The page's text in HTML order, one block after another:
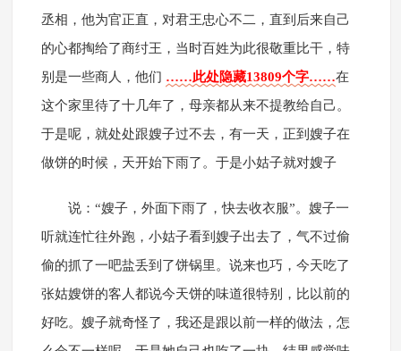
丞相，他为官正直，对君王忠心不二，直到后来自己
的心都掏给了商纣王，当时百姓为此很敬重比干，特
别是一些商人，他们 ……此处隐藏13809个字……在
这个家里待了十几年了，母亲都从来不提教给自己。
于是呢，就处处跟嫂子过不去，有一天，正到嫂子在
做饼的时候，天开始下雨了。于是小姑子就对嫂子
说：“嫂子，外面下雨了，快去收衣服”。嫂子一
听就连忙往外跑，小姑子看到嫂子出去了，气不过偷
偷的抓了一吧盐丢到了饼锅里。说来也巧，今天吃了
张姑嫂饼的客人都说今天饼的味道很特别，比以前的
好吃。嫂子就奇怪了，我还是跟以前一样的做法，怎